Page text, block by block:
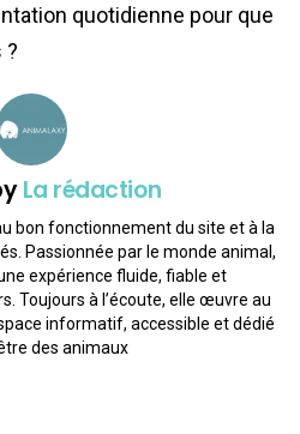
quotidienne pour que
?
La rédaction
bon fonctionnement du site et à la
Passionnée par le monde animal,
expérience fluide, fiable et
Toujours à l’écoute, elle œuvre au
informatif, accessible et dédié
des animaux